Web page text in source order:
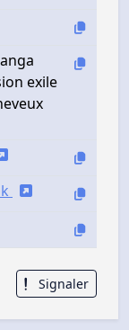
exile
Signaler